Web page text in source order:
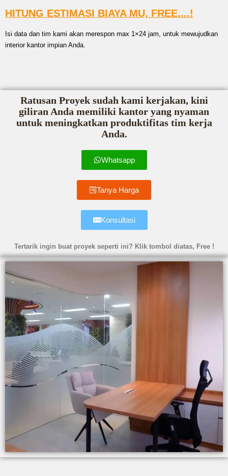
HITUNG ESTIMASI BIAYA MU, FREE....!
Isi data dan tim kami akan merespon max 1×24 jam, untuk mewujudkan
interior kantor impian Anda.
Ratusan Proyek sudah kami kerjakan, kini
giliran Anda memiliki kantor yang nyaman
untuk meningkatkan produktifitas tim kerja
Anda.
Whatsapp
Tanya Harga
Konsultasi
Tertarik ingin buat proyek seperti ini? Klik tombol diatas, Free !